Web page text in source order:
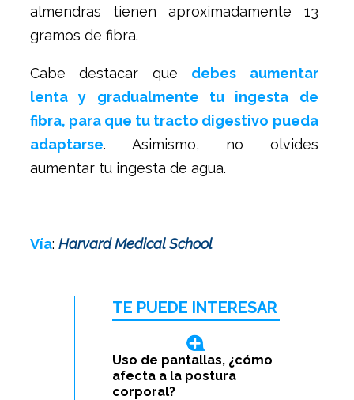
almendras tienen aproximadamente 13
gramos de fibra.
Cabe destacar que debes aumentar
lenta y gradualmente tu ingesta de
fibra, para que tu tracto digestivo pueda
adaptarse. Asimismo, no olvides
aumentar tu ingesta de agua.
Vía: Harvard Medical School
TE PUEDE INTERESAR
Uso de pantallas, ¿cómo
afecta a la postura
corporal?